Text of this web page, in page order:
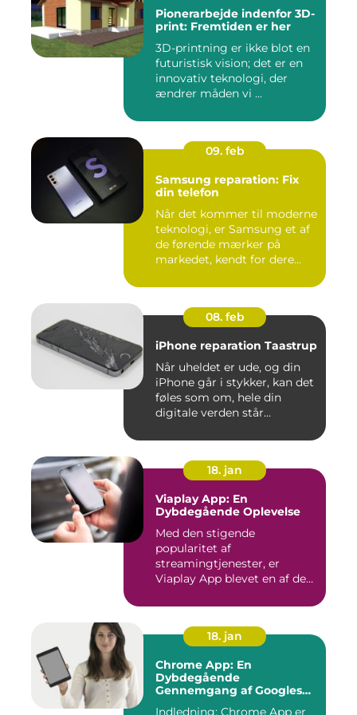
Pionerarbejde indenfor 3D-
print: Fremtiden er her
3D-printning er ikke blot en
futuristisk vision; det er en
innovativ teknologi, der
ændrer måden vi ...
09. feb
Samsung reparation: Fix
din telefon
Når det kommer til moderne
teknologi, er Samsung et af
de førende mærker på
markedet, kendt for dere...
08. feb
iPhone reparation Taastrup
Når uheldet er ude, og din
iPhone går i stykker, kan det
føles som om, hele din
digitale verden står...
18. jan
Viaplay App: En
Dybdegående Oplevelse
Med den stigende
popularitet af
streamingtjenester, er
Viaplay App blevet en af de
18. jan
Chrome App: En
Dybdegående
Gennemgang af Googles
Indledning: Chrome App er